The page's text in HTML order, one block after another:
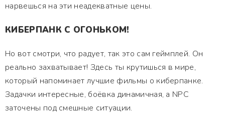
нарвешься на эти неадекватные цены.
КИБЕРПАНК С ОГОНЬКОМ!
Но вот смотри, что радует, так это сам геймплей. Он
реально захватывает! Здесь ты крутишься в мире,
который напоминает лучшие фильмы о киберпанке.
Задачки интересные, боёвка динамичная, а NPC
заточены под смешные ситуации.